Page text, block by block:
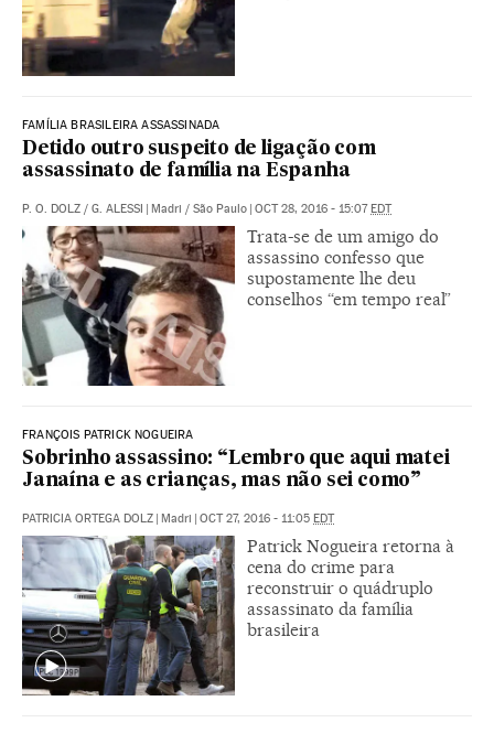
FAMÍLIA BRASILEIRA ASSASSINADA
Detido outro suspeito de ligação com
assassinato de família na Espanha
P. O. DOLZ / G. ALESSI | Madri / São Paulo | OCT 28, 2016 - 15:07EDT
Trata-se de um amigo do
assassino confesso que
supostamente lhe deu
conselhos “em tempo real”
FRANÇOIS PATRICK NOGUEIRA
Sobrinho assassino: “Lembro que aqui matei
Janaína e as crianças, mas não sei como”
PATRICIA ORTEGA DOLZ | Madri | OCT 27, 2016 - 11:05 EDT
Patrick Nogueira retorna à
cena do crime para
reconstruir o quádruplo
assassinato da família
brasileira